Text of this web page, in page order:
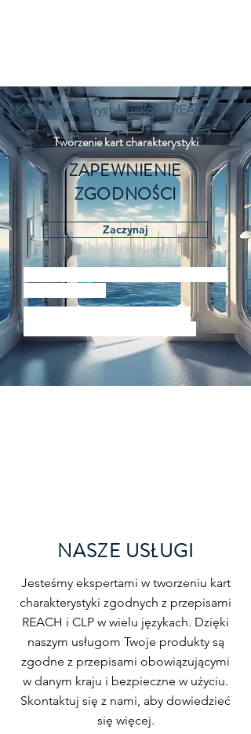
Karty charakterystyki jakości REACH
Tworzenie kart charakterystyki
ZAPEWNIENIE
ZGODNOŚCI
Zaczynaj
NASZE USŁUGI
Jesteśmy ekspertami w tworzeniu kart
charakterystyki zgodnych z przepisami
REACH i CLP w wielu językach. Dzięki
naszym usługom Twoje produkty są
zgodne z przepisami obowiązującymi
w danym kraju i bezpieczne w użyciu.
Skontaktuj się z nami, aby dowiedzieć
się więcej.